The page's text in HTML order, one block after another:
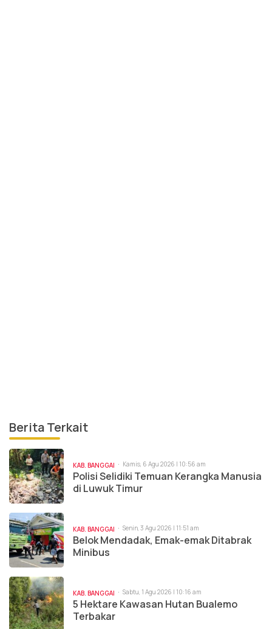
Berita Terkait
KAB. BANGGAI Kamis, 6 Agu 2026 | 10:56 am
Polisi Selidiki Temuan Kerangka Manusia
di Luwuk Timur
KAB. BANGGAI Senin, 3 Agu 2026 | 11:51 am
Belok Mendadak, Emak-emak Ditabrak
Minibus
KAB. BANGGAI Sabtu, 1 Agu 2026 | 10:16 am
5 Hektare Kawasan Hutan Bualemo
Terbakar